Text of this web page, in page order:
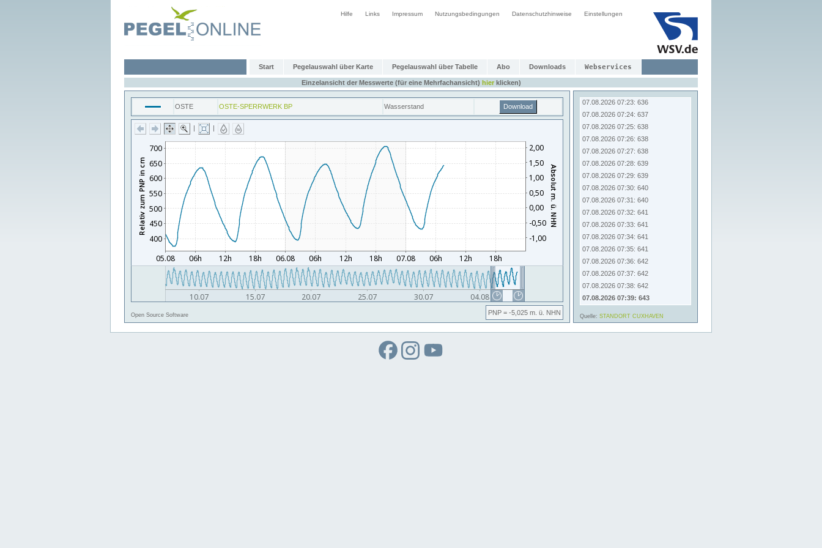
Hilfe Links Impressum Nutzungsbedingungen Datenschutzhinweise Einstellungen
Start Pegelauswahl über Karte Pegelauswahl über Tabelle Abo Downloads Webservices
Einzelansicht der Messwerte (für eine Mehrfachansicht) hierklicken)
OSTE OSTE-SPERRWERK BP Wasserstand Download
| |
Open Source Software PNP = -5,025 m. ü. NHN
07.08.2026 07:16: 634
07.08.2026 07:20: 635
07.08.2026 07:21: 636
07.08.2026 07:22: 636
07.08.2026 07:23: 636
07.08.2026 07:24: 637
07.08.2026 07:25: 638
07.08.2026 07:26: 638
07.08.2026 07:27: 638
07.08.2026 07:28: 639
07.08.2026 07:29: 639
07.08.2026 07:30: 640
07.08.2026 07:31: 640
07.08.2026 07:32: 641
07.08.2026 07:33: 641
07.08.2026 07:34: 641
07.08.2026 07:35: 641
07.08.2026 07:36: 642
07.08.2026 07:37: 642
07.08.2026 07:38: 642
07.08.2026 07:39: 643
Quelle: STANDORT CUXHAVEN